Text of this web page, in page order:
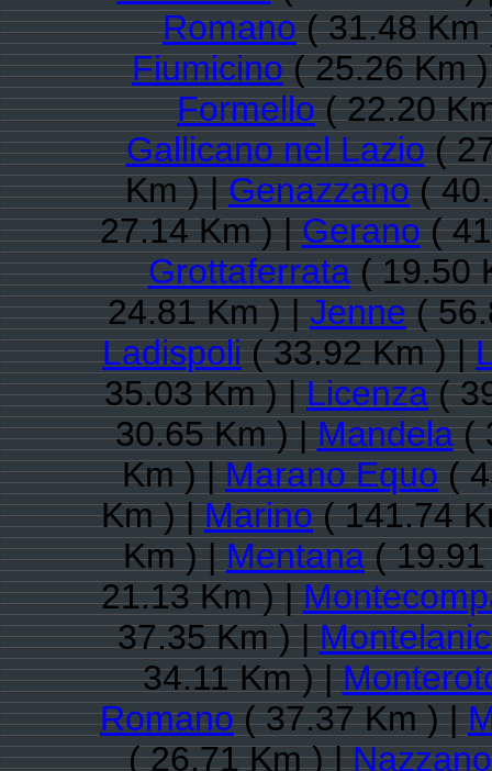
Romano( 31.48
Fiumicino( 25.26 Km
Formello( 22.20
Gallicano nel Lazio(
Km ) |Genazzano(
27.14 Km ) |Gerano(
Grottaferrata( 19.50
24.81 Km ) |Jenne(
Ladispoli( 33.92 Km ) |
35.03 Km ) |Licenza(
30.65 Km ) |Mandela(
Km ) |Marano Equo(
Km ) |Marino( 141.74
Km ) |Mentana(
21.13 Km ) |
37.35 Km ) |
34.11 Km ) |
Romano( 37.37 Km ) |
( 26.71 Km ) |Nazzano